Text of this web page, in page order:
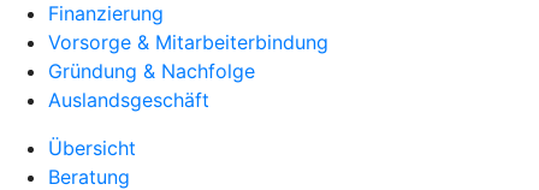
Finanzierung
Vorsorge & Mitarbeiterbindung
Gründung & Nachfolge
Auslandsgeschäft
Übersicht
Beratung